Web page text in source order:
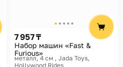
7 957 ₸
Набор машин «Fast &
Furious»
металл, 4 см
Jada Toys,
Hollywood Rides